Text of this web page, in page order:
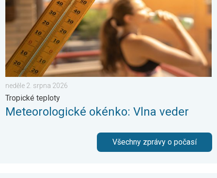
neděle 2. srpna 2026
Tropické teploty
Meteorologické okénko: Vlna veder
Všechny zprávy o počasí